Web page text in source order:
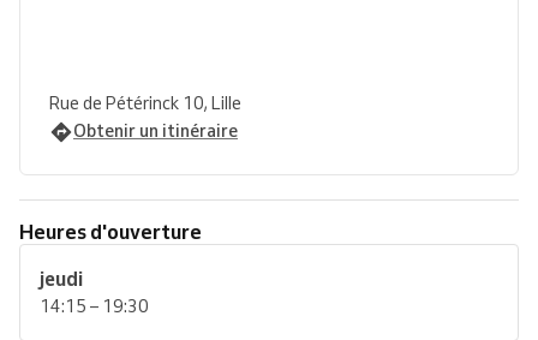
Rue de Pétérinck 10, Lille
Obtenir un itinéraire
Heures d'ouverture
jeudi
14:15 – 19:30